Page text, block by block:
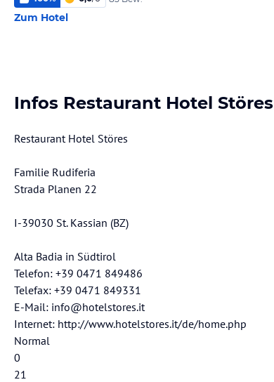
Zum Hotel
Infos Restaurant Hotel Störes
Restaurant Hotel Störes
Familie Rudiferia
Strada Planen 22
I-39030 St. Kassian (BZ)
Alta Badia in Südtirol
Telefon: +39 0471 849486
Telefax: +39 0471 849331
E-Mail: info@hotelstores.it
Internet: http://www.hotelstores.it/de/home.php
Normal
0
21